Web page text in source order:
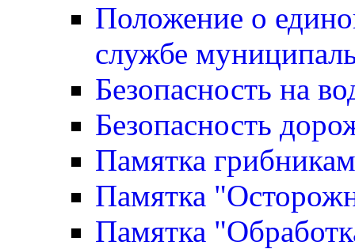
Положение о
службе
Безопасность на
Безопасность
Памятка грибникам
Памятка
Памятка